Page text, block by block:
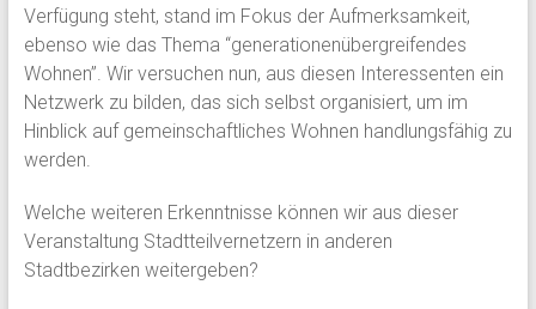
Verfügung steht, stand im Fokus der Aufmerksamkeit,
ebenso wie das Thema “generationenübergreifendes
Wohnen”. Wir versuchen nun, aus diesen Interessenten ein
Netzwerk zu bilden, das sich selbst organisiert, um im
Hinblick auf gemeinschaftliches Wohnen handlungsfähig zu
werden.
Welche weiteren Erkenntnisse können wir aus dieser
Veranstaltung Stadtteilvernetzern in anderen
Stadtbezirken weitergeben?